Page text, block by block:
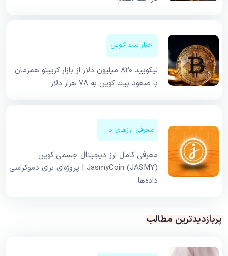
اخبار بیت کوین
لیکویید ۸۲۰ میلیون دلار از بازار کریپتو همزمان
با صعود بیت کوین به ۷۸ هزار دلار
معرفی ارزهای دیجیتال
معرفی کامل ارز دیجیتال جسمی کوین
JasmyCoin (JASMY) | پروژه‌ای برای دموکراسی
داده‌ها
پربازدیدترین مطالب